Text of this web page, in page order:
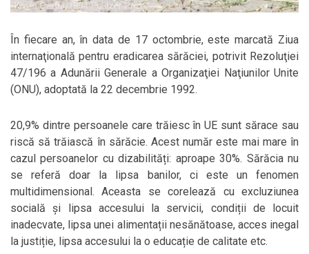
În fiecare an, în data de 17 octombrie, este marcată Ziua
internaţională pentru eradicarea sărăciei, potrivit Rezoluţiei
47/196 a Adunării Generale a Organizaţiei Naţiunilor Unite
(ONU), adoptată la 22 decembrie 1992.
20,9% dintre persoanele care trăiesc în UE sunt sărace sau
riscă să trăiască în sărăcie. Acest număr este mai mare în
cazul persoanelor cu dizabilități: aproape 30%. Sărăcia nu
se referă doar la lipsa banilor, ci este un fenomen
multidimensional. Aceasta se corelează cu excluziunea
socială și lipsa accesului la servicii, condiții de locuit
inadecvate, lipsa unei alimentații nesănătoase, acces inegal
la justiție, lipsa accesului la o educație de calitate etc.